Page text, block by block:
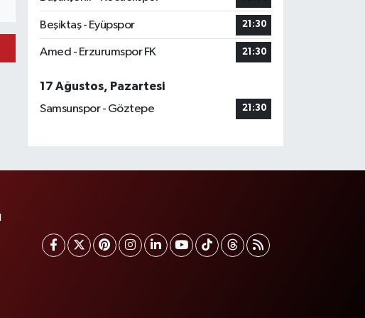
Beşiktaş - Eyüpspor 21:30
Amed - Erzurumspor FK 21:30
17 Ağustos, Pazartesi
Samsunspor - Göztepe
21:30